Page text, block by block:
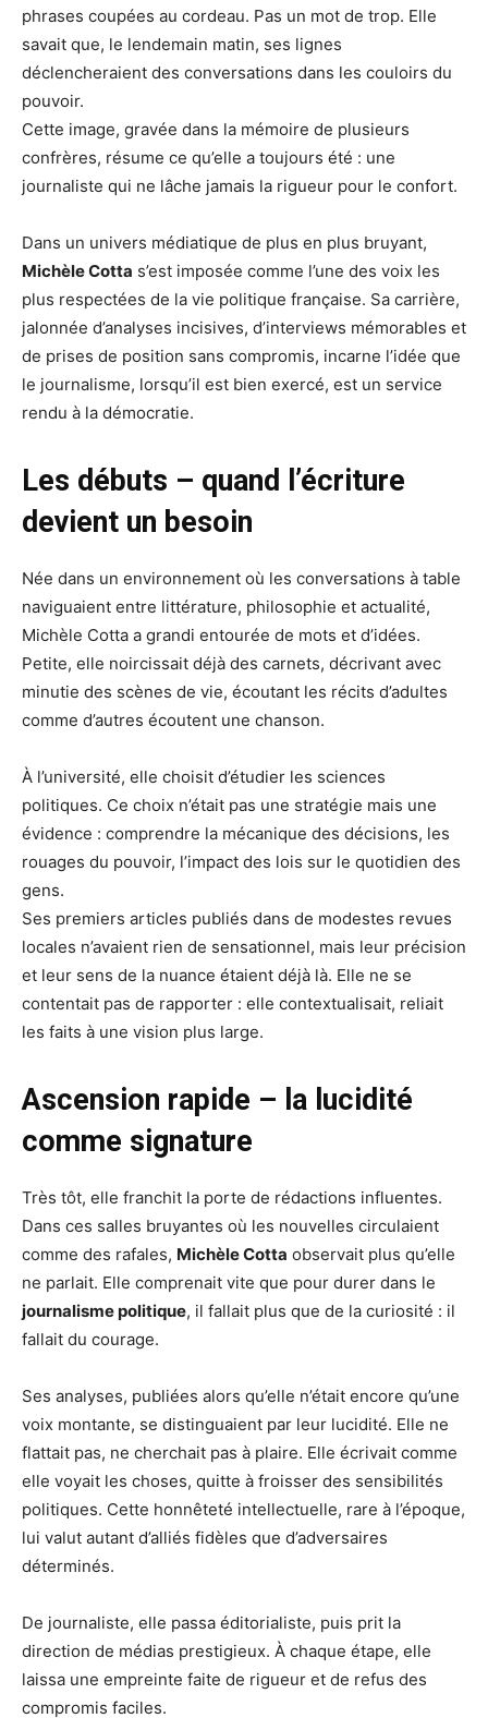
phrases coupées au cordeau. Pas un mot de trop. Elle
savait que, le lendemain matin, ses lignes
déclencheraient des conversations dans les couloirs du
pouvoir.
Cette image, gravée dans la mémoire de plusieurs
confrères, résume ce qu’elle a toujours été : une
journaliste qui ne lâche jamais la rigueur pour le confort.
Dans un univers médiatique de plus en plus bruyant,
Michèle Cotta s’est imposée comme l’une des voix les
plus respectées de la vie politique française. Sa carrière,
jalonnée d’analyses incisives, d’interviews mémorables et
de prises de position sans compromis, incarne l’idée que
le journalisme, lorsqu’il est bien exercé, est un service
rendu à la démocratie.
Les débuts – quand l’écriture
devient un besoin
Née dans un environnement où les conversations à table
naviguaient entre littérature, philosophie et actualité,
Michèle Cotta a grandi entourée de mots et d’idées.
Petite, elle noircissait déjà des carnets, décrivant avec
minutie des scènes de vie, écoutant les récits d’adultes
comme d’autres écoutent une chanson.
À l’université, elle choisit d’étudier les sciences
politiques. Ce choix n’était pas une stratégie mais une
évidence : comprendre la mécanique des décisions, les
rouages du pouvoir, l’impact des lois sur le quotidien des
gens.
Ses premiers articles publiés dans de modestes revues
locales n’avaient rien de sensationnel, mais leur précision
et leur sens de la nuance étaient déjà là. Elle ne se
contentait pas de rapporter : elle contextualisait, reliait
les faits à une vision plus large.
Ascension rapide – la lucidité
comme signature
Très tôt, elle franchit la porte de rédactions influentes.
Dans ces salles bruyantes où les nouvelles circulaient
comme des rafales, Michèle Cotta observait plus qu’elle
ne parlait. Elle comprenait vite que pour durer dans le
journalisme politique, il fallait plus que de la curiosité : il
fallait du courage.
Ses analyses, publiées alors qu’elle n’était encore qu’une
voix montante, se distinguaient par leur lucidité. Elle ne
flattait pas, ne cherchait pas à plaire. Elle écrivait comme
elle voyait les choses, quitte à froisser des sensibilités
politiques. Cette honnêteté intellectuelle, rare à l’époque,
lui valut autant d’alliés fidèles que d’adversaires
déterminés.
De journaliste, elle passa éditorialiste, puis prit la
direction de médias prestigieux. À chaque étape, elle
laissa une empreinte faite de rigueur et de refus des
compromis faciles.